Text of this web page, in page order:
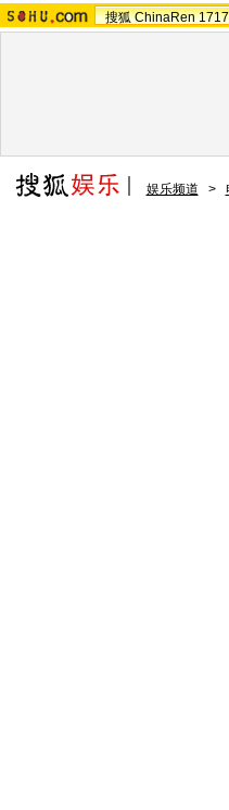
搜狐 ChinaRen
娱乐频道 >